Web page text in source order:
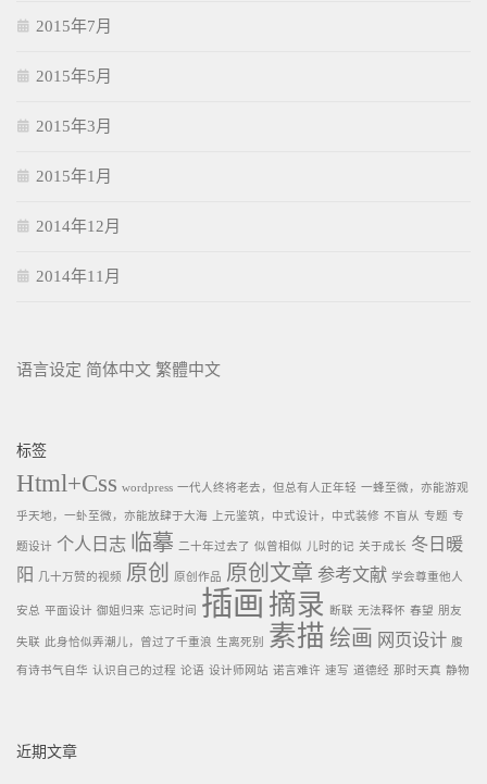
2015年7月
2015年5月
2015年3月
2015年1月
2014年12月
2014年11月
语言设定 简体中文 繁體中文
标签
Html+Css wordpress 一代人终将老去，但总有人正年轻 一蜂至微，亦能游观
乎天地，一虲至微，亦能放肆于大海 上元鉴筑，中式设计，中式装修 不盲从 专题 专
题设计 个人日志 临摹 二十年过去了 似曾相似 儿时的记 关于成长 冬日暖
阳
几十万赞的视频 原创 原创作品 原创文章 参考文献 学会尊重他人
安总 平面设计 御姐归来 忘记时间 插画 摘录 断联 无法释怀 春望 朋友
失联 此身恰似弄潮儿，曾过了千重浪 生离死别 素描 绘画 网页设计 腹
有诗书气自华 认识自己的过程 论语 设计师网站 诺言难许 速写 道德经 那时天真 静物
近期文章